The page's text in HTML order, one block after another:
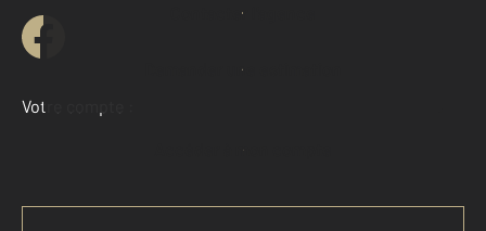
Contacter l'agence
Demander une estimation
Votre compte :
Accéder à mon compte